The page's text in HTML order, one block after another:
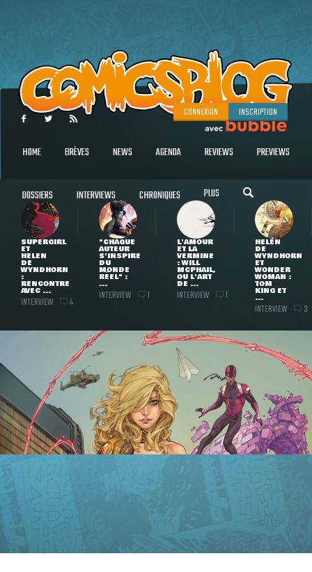
CONNEXION INSCRIPTION
HOME BRÈVES NEWS AGENDA REVIEWS PREVIEWS
DOSSIERS INTERVIEWS CHRONIQUES PLUS
SUPERGIRL
ET
HELEN
DE
WYNDHORN
:
RENCONTRE
AVEC ...
INTERVIEW 4
"CHAQUE
AUTEUR
S'INSPIRE
DU
MONDE
RÉEL" :
...
INTERVIEW 1
L'AMOUR
ET LA
VERMINE
: WILL
MCPHAIL,
OU L'ART
DE ...
INTERVIEW 1
HELEN
DE
WYNDHORN
ET
WONDER
WOMAN :
TOM
KING ET
...
INTERVIEW 3